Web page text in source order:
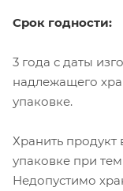
Срок годности:
3 года с даты
надлежащего
упаковке.
Хранить продукт
упаковке при
Недопустимо